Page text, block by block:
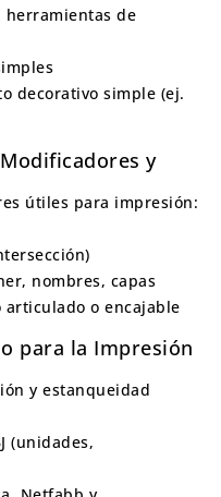
herramientas de
decorativo simple (ej.
y
útiles para impresión:
nombres, capas
o encajable
para la Impresión
y estanqueidad
(unidades,